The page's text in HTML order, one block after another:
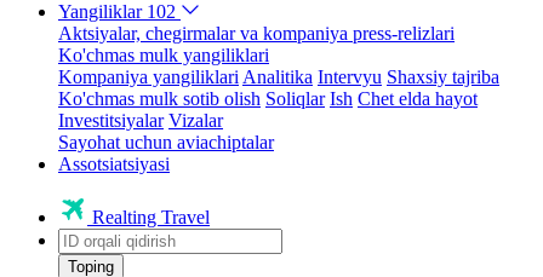
Yangiliklar 102
Aktsiyalar, chegirmalar va kompaniya press-relizlari
Ko'chmas mulk yangiliklari
Kompaniya yangiliklari Analitika Intervyu Shaxsiy tajriba
Ko'chmas mulk sotib olish Soliqlar Ish Chet elda hayot
Investitsiyalar Vizalar
Sayohat uchun aviachiptalar
Assotsiatsiyasi
Realting Travel
Toping